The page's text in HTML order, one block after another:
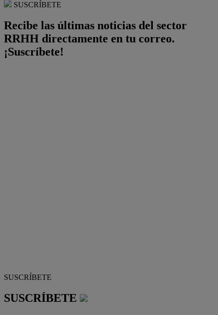
SUSCRÍBETE
Recibe las últimas noticias del sector
RRHH directamente en tu correo.
¡Suscríbete!
SUSCRÍBETE
SUSCRÍBETE